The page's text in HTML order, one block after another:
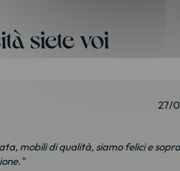
siete voi
27/
e curata."